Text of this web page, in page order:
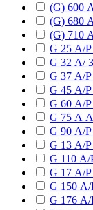
(G) 600
(G) 680
(G) 710
G 25 А/P
G 32 А/
G 37 А/
G 45 А/
G 60 А/
G 75 А
G 90 А/P
G 13 А/
G 110 А/
G 17 А/
G 150 А/
G 176 А/